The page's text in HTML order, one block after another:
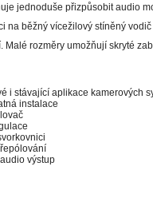
jednoduše přizpůsobit audio
na běžný vícežilový stíněný
Malé rozměry umožňují skryté
i stávající aplikace kamerových
instalace
výstup